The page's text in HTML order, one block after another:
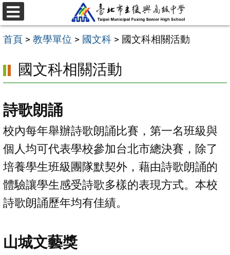
跳
至
主
內
區
選
單
首頁 > 教學單位 > 國文科 > 國文科相關活動
國文科相關活動
詩歌朗誦
校內每年舉辦詩歌朗誦比賽，第一名班級與
個人均可代表學校參加台北市總決賽，除了
培養學生班級團隊默契外，藉由詩歌朗誦的
體驗讓學生感受詩歌多樣的表現方式。本校
詩歌朗誦歷年均有佳績。
山城文藝獎